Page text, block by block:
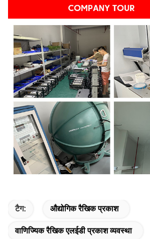
टैग: औद्योगिक रैखिक प्रकाश
वाणिज्यिक रैखिक एलईडी प्रकाश व्यवस्था